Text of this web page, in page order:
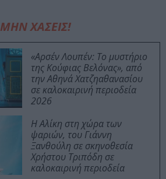
ΜΗΝ ΧΑΣΕΙΣ!
«Αρσέν Λουπέν: Το μυστήριο
της Κούφιας Βελόνας», από
την Αθηνά Χατζηαθανασίου
σε καλοκαιρινή περιοδεία
2026
Η Αλίκη στη χώρα των
ψαριών, του Γιάννη
Ξανθούλη σε σκηνοθεσία
Χρήστου Τριπόδη σε
καλοκαιρινή περιοδεία